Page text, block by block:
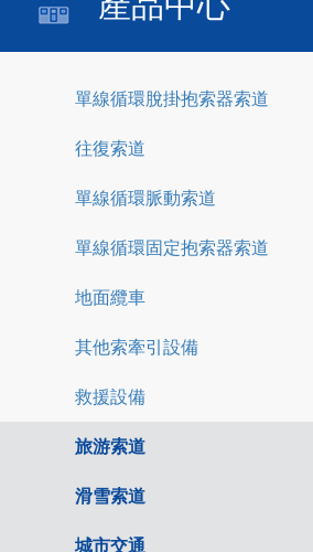
單線循環脫掛抱索器索道
往復索道
單線循環脈動索道
單線循環固定抱索器索道
地面纜車
其他索牽引設備
救援設備
旅游索道
滑雪索道
城市交通